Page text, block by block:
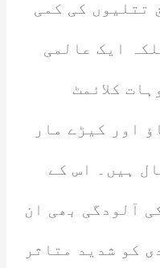
تتلیوں کی کمی
ایک عالمی
کلائمٹ
اور کیڑے مار
ہیں۔ اس کے
آلودگی بھی ان
کو شدید متاثر